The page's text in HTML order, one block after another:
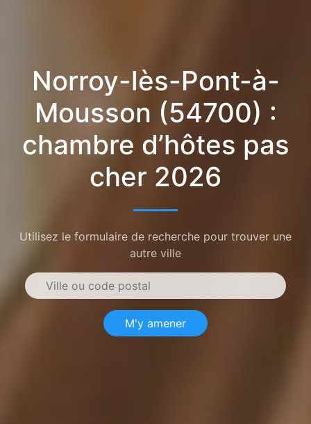
Norroy-lès-Pont-à-
Mousson (54700) :
chambre d’hôtes pas
cher 2026
Utilisez le formulaire de recherche pour trouver une
autre ville
M'y amener